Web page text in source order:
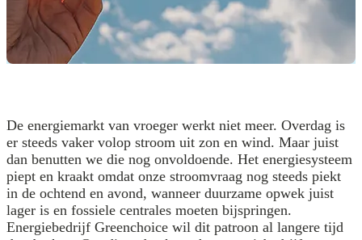
De energiemarkt van vroeger werkt niet meer. Overdag is
er steeds vaker volop stroom uit zon en wind. Maar juist
dan benutten we die nog onvoldoende. Het energiesysteem
piept en kraakt omdat onze stroomvraag nog steeds piekt
in de ochtend en avond, wanneer duurzame opwek juist
lager is en fossiele centrales moeten bijspringen.
Energiebedrijf Greenchoice wil dit patroon al langere tijd